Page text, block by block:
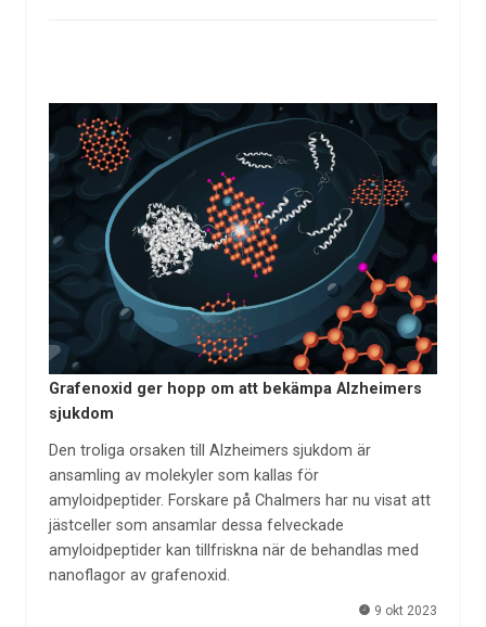
Grafenoxid ger hopp om att bekämpa Alzheimers
sjukdom
Den troliga orsaken till Alzheimers sjukdom är
ansamling av molekyler som kallas för
amyloidpeptider. Forskare på Chalmers har nu visat att
jästceller som ansamlar dessa felveckade
amyloidpeptider kan tillfriskna när de behandlas med
nanoflagor av grafenoxid.
9 okt 2023